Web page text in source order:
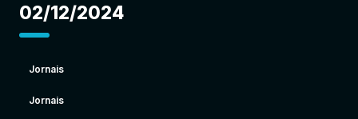
02/12/2024
Jornais
Jornais